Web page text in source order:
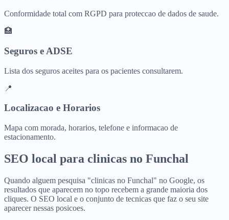
Conformidade total com RGPD para proteccao de dados de saude.
🏥
Seguros e ADSE
Lista dos seguros aceites para os pacientes consultarem.
📍
Localizacao e Horarios
Mapa com morada, horarios, telefone e informacao de
estacionamento.
SEO local para clinicas no Funchal
Quando alguem pesquisa "clinicas no Funchal" no Google, os
resultados que aparecem no topo recebem a grande maioria dos
cliques. O SEO local e o conjunto de tecnicas que faz o seu site
aparecer nessas posicoes.